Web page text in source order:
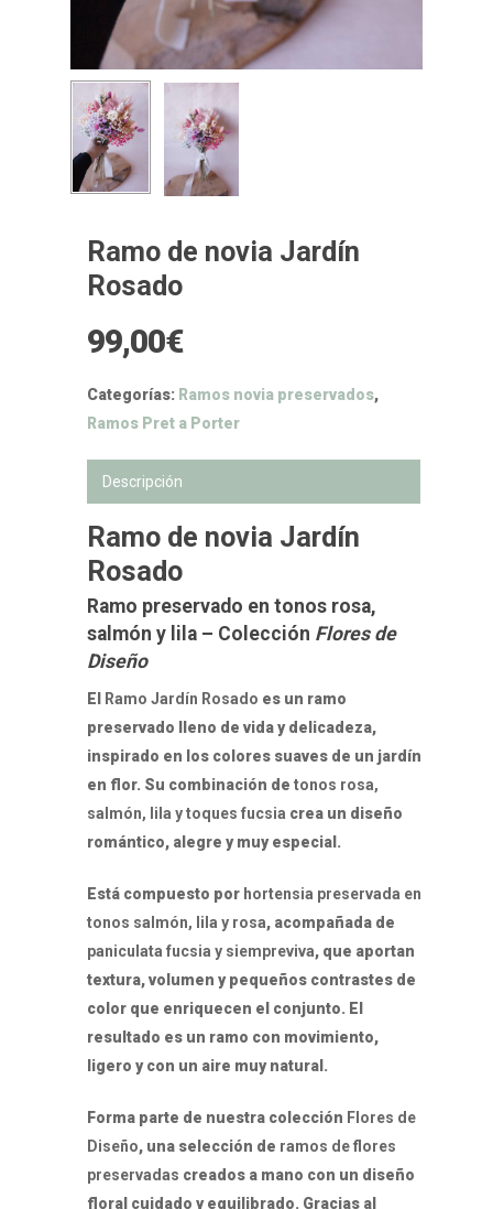
Ramo de novia Jardín
Rosado
99,00€
Categorías: Ramos novia preservados,
Ramos Pret a Porter
Descripción
Ramo de novia Jardín
Rosado
Ramo preservado en tonos rosa,
salmón y lila – Colección Flores de
Diseño
El Ramo Jardín Rosado es un ramo
preservado lleno de vida y delicadeza,
inspirado en los colores suaves de un jardín
en flor. Su combinación de tonos rosa,
salmón, lila y toques fucsia crea un diseño
romántico, alegre y muy especial.
Está compuesto por hortensia preservada en
tonos salmón, lila y rosa, acompañada de
paniculata fucsia y siempreviva, que aportan
textura, volumen y pequeños contrastes de
color que enriquecen el conjunto. El
resultado es un ramo con movimiento,
ligero y con un aire muy natural.
Forma parte de nuestra colección Flores de
Diseño, una selección de ramos de flores
preservadas creados a mano con un diseño
floral cuidado y equilibrado. Gracias al